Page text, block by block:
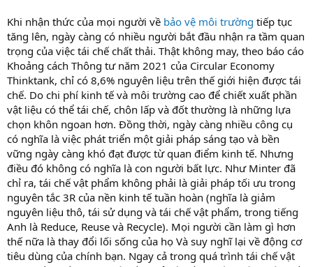
Khi nhận thức của mọi người về bảo vệ môi trường tiếp tục
tăng lên, ngày càng có nhiều người bắt đầu nhận ra tầm quan
trọng của việc tái chế chất thải. Thật không may, theo báo cáo
Khoảng cách Thông tư năm 2021 của Circular Economy
Thinktank, chỉ có 8,6% nguyên liệu trên thế giới hiện được tái
chế. Do chi phí kinh tế và môi trường cao để chiết xuất phần
vật liệu có thể tái chế, chôn lấp và đốt thường là những lựa
chọn khôn ngoan hơn. Đồng thời, ngày càng nhiều công cụ
có nghĩa là việc phát triển một giải pháp sáng tạo và bền
vững ngày càng khó đạt được từ quan điểm kinh tế. Nhưng
điều đó không có nghĩa là con người bất lực. Như Minter đã
chỉ ra, tái chế vật phẩm không phải là giải pháp tối ưu trong
nguyên tắc 3R của nền kinh tế tuần hoàn (nghĩa là giảm
nguyên liệu thô, tái sử dụng và tái chế vật phẩm, trong tiếng
Anh là Reduce, Reuse và Recycle). Mọi người cần làm gì hơn
thế nữa là thay đổi lối sống của họ Và suy nghĩ lại về động cơ
tiêu dùng của chính bạn. Ngay cả trong quá trình tái chế vật